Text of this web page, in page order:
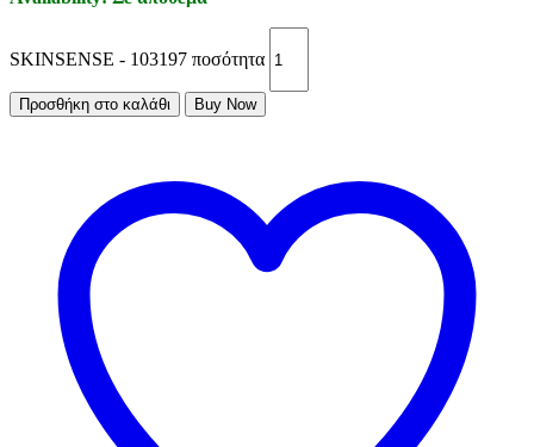
SKINSENSE - 103197 ποσότητα
Προσθήκη στο καλάθι Buy Now